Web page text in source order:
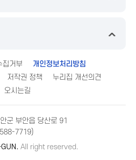
집거부
개인정보처리방침
저작권 정책
누리집 개선의견
오시는길
군 부안읍 당산로 91
7719)
All right reserved.